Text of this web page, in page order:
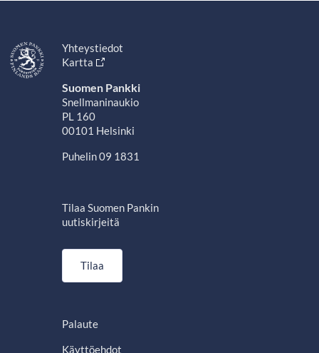
Yhteystiedot
Kartta
Suomen Pankki
Snellmaninaukio
PL 160
00101 Helsinki
Puhelin 09 1831
Tilaa Suomen Pankin
uutiskirjeitä
Tilaa
Palaute
Käyttöehdot